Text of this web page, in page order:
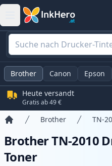
Brother Canon Epson
Heute versandt
Gratis ab 49 €
Brother TN-
Brother TN-2010
Toner